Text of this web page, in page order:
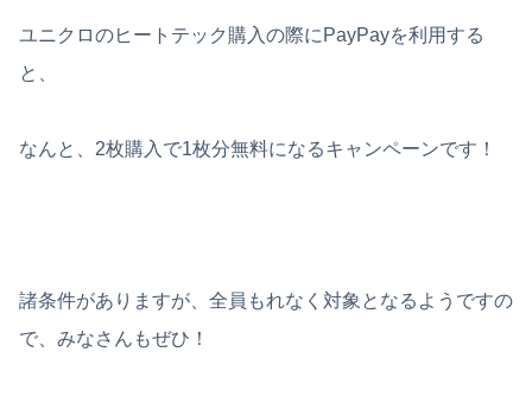
ユニクロのヒートテック購入の際にPayPayを利用する
と、
なんと、2枚購入で1枚分無料になるキャンペーンです！
諸条件がありますが、全員もれなく対象となるようですの
で、みなさんもぜひ！